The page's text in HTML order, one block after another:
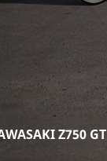
Z750 GT